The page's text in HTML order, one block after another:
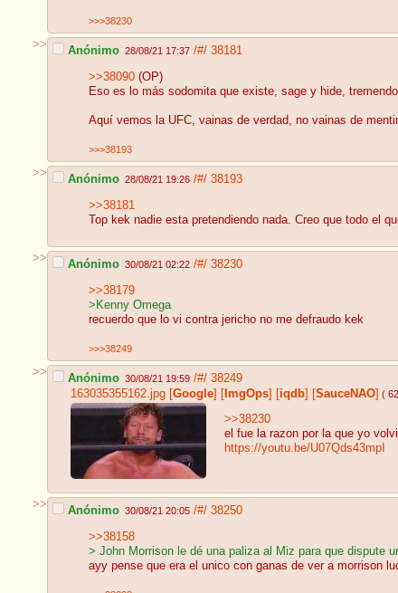
>>>38230
>> Anónimo 28/08/21 17:37 /#/ 38181
>>38090 (OP)
Eso es lo más sodomita que existe, sage y hide,
Aquí vemos la UFC, vainas de verdad, no vainas de
>>>38193
>> Anónimo 28/08/21 19:26 /#/ 38193
>>38181
Top kek nadie esta pretendiendo nada. Creo que todo el
>> Anónimo 30/08/21 02:22 /#/ 38230
>>38179
>Kenny Omega
recuerdo que lo vi contra jericho no me defraudo kek
>>>38249
>> Anónimo 30/08/21 19:59 /#/ 38249
163035355162.jpg [Google] [ ImgOps] [iqdb] [SauceNAO] (
>>38230
el fue la razon por la que yo
https://youtu.be/U07Qds43mpI
>> Anónimo 30/08/21 20:05 /#/ 38250
>>38158
> John Morrison le dé una paliza al Miz para que dispute
ayy pense que era el unico con ganas de ver a morrison